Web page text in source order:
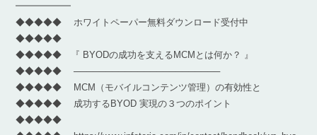
━━━━━━
◆◆◆◆◆ ホワイトペーパー無料ダウンロード受付中
◆◆◆◆◆
◆◆◆◆◆ 『 BYODの成功を支えるMCMとは何か？ 』
◆◆◆◆◆ ───────────────────────
◆◆◆◆◆ MCM（モバイルコンテンツ管理）の有効性と
◆◆◆◆◆ 成功するBYOD 実現の３つのポイント
◆◆◆◆◆